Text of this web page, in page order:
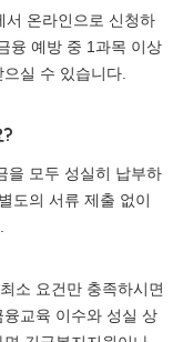
서 온라인으로 신청하
융 예방 중 1과목 이상
실 수 있습니다.
을 모두 성실히 납부하
도의 서류 제출 없이
소 요건만 충족하시면
교육 이수와 성실 상